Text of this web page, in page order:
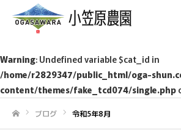
Warning: Undefined variable $cat_id in
/home/r2829347/public_html/oga-
content/themes/fake_tcd074/single.php
ブログ 令和5年8月